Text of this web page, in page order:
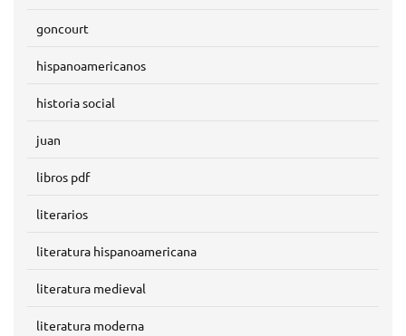
goncourt
hispanoamericanos
historia social
juan
libros pdf
literarios
literatura hispanoamericana
literatura medieval
literatura moderna